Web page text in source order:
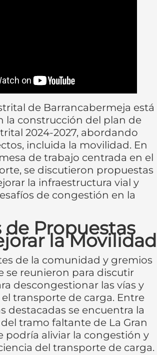
de Barrancabermeja está
la construcción del plan de
2024-2027, abordando
incluida la movilidad. En
de trabajo centrada en el
se discutieron propuestas
la infraestructura vial y
de congestión en la
de Propuestas
la Movilidad
de la comunidad y gremios
se reunieron para discutir
descongestionar las vías y
transporte de carga. Entre
destacadas se encuentra la
tramo faltante de La Gran
podría aliviar la congestión y
del transporte de carga.